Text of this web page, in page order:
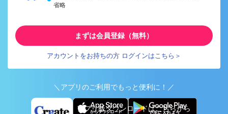
省略
まずは会員登録（無料）
アカウントをお持ちの方 ログインはこちら＞
＼アプリのご利用でもっと便利に！／
アプリ版ダウンロードはこちらから